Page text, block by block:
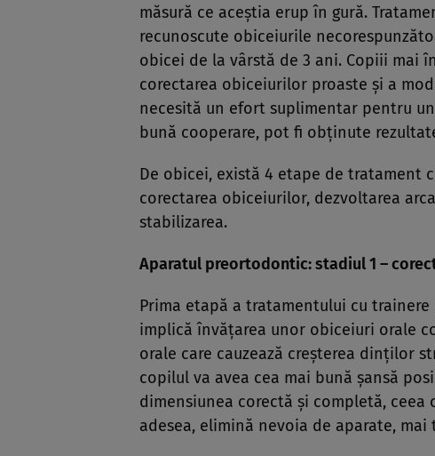
măsură ce aceştia erup în gură.
recunoscute obiceiurile
obicei de la vârstă de 3 ani. Copiii mai
corectarea obiceiurilor proaste şi a
necesită un efort suplimentar pentru
bună cooperare, pot fi obţinute
De obicei, există 4 etape de tratament
corectarea obiceiurilor, dezvoltarea
stabilizarea.
Aparatul preortodontic: stadiul 1 –
Prima etapă a tratamentului cu
implică învăţarea unor obiceiuri orale
orale care cauzează creşterea dinţilor
copilul va avea cea mai bună şansă
dimensiunea corectă şi completă,
adesea, elimină nevoia de aparate, mai